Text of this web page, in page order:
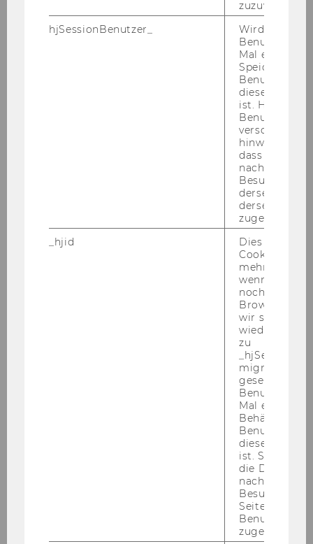
Ich akzeptiere die Registrierung zum BCC
* Pflichtfelder sind mit einem Stern (*)
zuzuweisen
hjSessionBenutzer_
Wird gesetzt,
Benutzer
Mal eine
Speichert die
Benutzer-ID,
diese Seite
ist. Hotjar
Benutzer
verschiedene
hinweg.Stellt
dass Daten
Besuchen auf
derselben
derselben
zugeordnet
_hjid
Dies ist ein
Cookie, das
mehr setzen,
wenn ein
noch in
Browser hat,
wir seinen
zu
migrieren.
gesetzt,
Benutzer
Mal eine
Behält die
Benutzer-ID
diese Seite
ist. Stellt
die Daten von
Besuchen
Seite
Benutzer-ID
zugeordnet